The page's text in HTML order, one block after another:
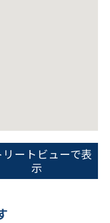
と
ます
リートビューで表
示